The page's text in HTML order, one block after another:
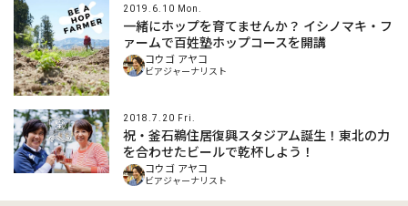
2019.6.10 Mon.
一緒にホップを育てませんか？ イシノマキ・フ
ァームで百姓塾ホップコースを開講
コウゴ アヤコ
ビアジャーナリスト
2018.7.20 Fri.
祝・釜石鵜住居復興スタジアム誕生！東北の力
を合わせたビールで乾杯しよう！
コウゴ アヤコ
ビアジャーナリスト